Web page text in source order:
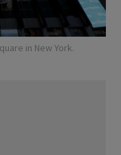
in New York.